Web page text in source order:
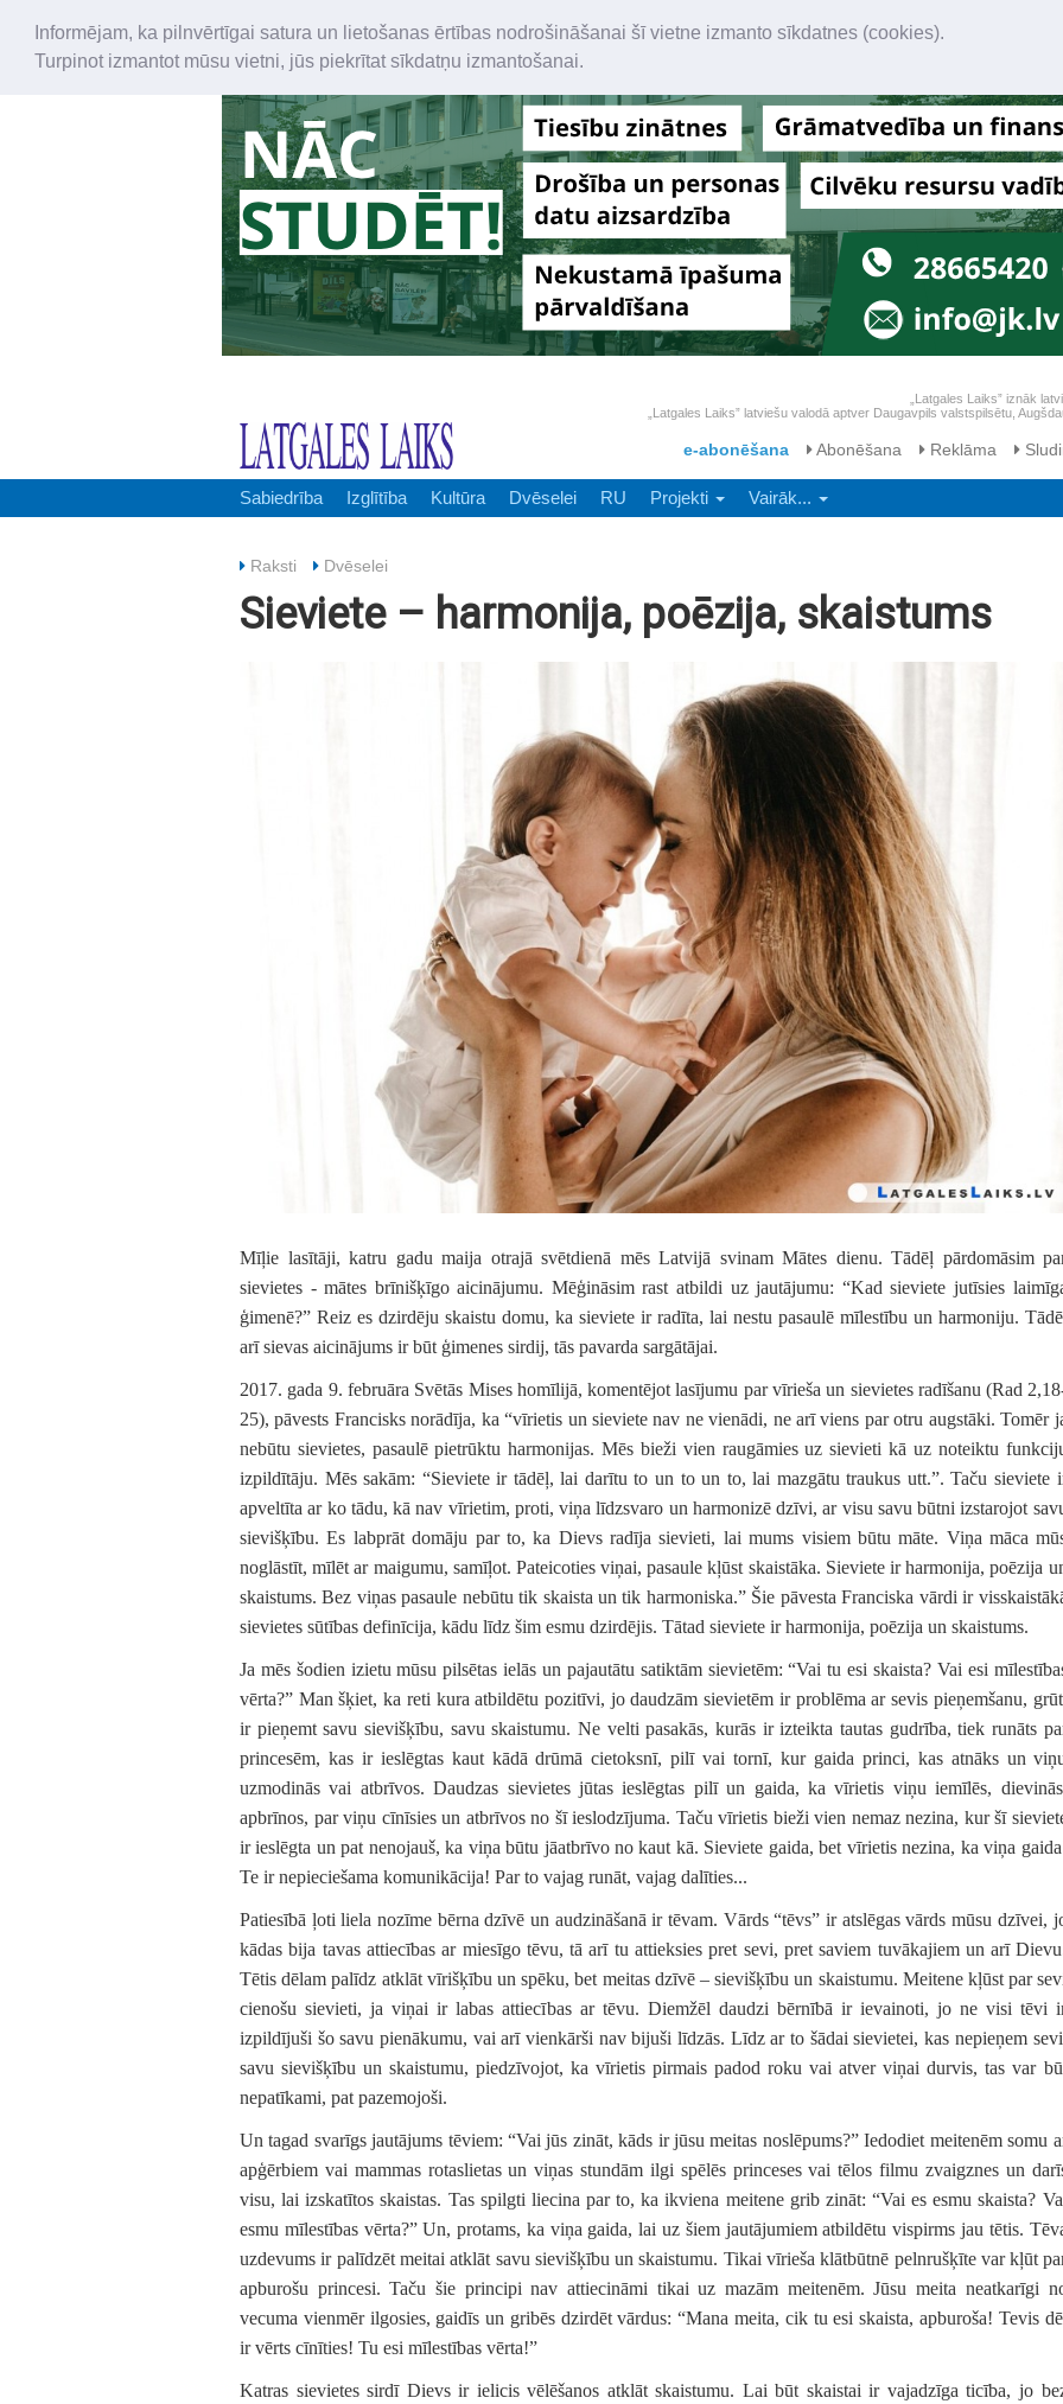
Informējam, ka pilnvērtīgai satura un lietošanas ērtības nodrošināšanai šī vietne izmanto sīkdatnes (cookies).
Turpinot izmantot mūsu vietni, jūs piekrītat sīkdatņu izmantošanai.
„Latgales Laiks” iznāk
„Latgales Laiks” latviešu valodā aptver Daugavpils valstspilsētu,
e-abonēšana Abonēšana Reklāma
Sabiedrība Izglītība Kultūra Dvēselei RU Projekti Vairāk...
Raksti Dvēselei
Sieviete – harmonija, poēzija, skaistums
Mīļie lasītāji, katru gadu maija otrajā svētdienā mēs Latvijā svinam Mātes dienu. Tādēļ pārdomāsim
sievietes - mātes brīnišķīgo aicinājumu. Mēģināsim rast atbildi uz jautājumu: “Kad sieviete jutīsies
ģimenē?” Reiz es dzirdēju skaistu domu, ka sieviete ir radīta, lai nestu pasaulē mīlestību un harmoniju.
arī sievas aicinājums ir būt ģimenes sirdij, tās pavarda sargātājai.
2017. gada 9. februāra Svētās Mises homīlijā, komentējot lasījumu par vīrieša un sievietes radīšanu (Rad
25), pāvests Francisks norādīja, ka “vīrietis un sieviete nav ne vienādi, ne arī viens par otru augstāki. Tomēr
nebūtu sievietes, pasaulē pietrūktu harmonijas. Mēs bieži vien raugāmies uz sievieti kā uz noteiktu
izpildītāju. Mēs sakām: “Sieviete ir tādēļ, lai darītu to un to un to, lai mazgātu traukus utt.”. Taču sieviete
apveltīta ar ko tādu, kā nav vīrietim, proti, viņa līdzsvaro un harmonizē dzīvi, ar visu savu būtni izstarojot
sievišķību. Es labprāt domāju par to, ka Dievs radīja sievieti, lai mums visiem būtu māte. Viņa māca
noglāstīt, mīlēt ar maigumu, samīļot. Pateicoties viņai, pasaule kļūst skaistāka. Sieviete ir harmonija, poēzija
skaistums. Bez viņas pasaule nebūtu tik skaista un tik harmoniska.” Šie pāvesta Franciska vārdi ir
sievietes sūtības definīcija, kādu līdz šim esmu dzirdējis. Tātad sieviete ir harmonija, poēzija un skaistums.
Ja mēs šodien izietu mūsu pilsētas ielās un pajautātu satiktām sievietēm: “Vai tu esi skaista? Vai esi
vērta?” Man šķiet, ka reti kura atbildētu pozitīvi, jo daudzām sievietēm ir problēma ar sevis pieņemšanu,
ir pieņemt savu sievišķību, savu skaistumu. Ne velti pasakās, kurās ir izteikta tautas gudrība, tiek runāts
princesēm, kas ir ieslēgtas kaut kādā drūmā cietoksnī, pilī vai tornī, kur gaida princi, kas atnāks un
uzmodinās vai atbrīvos. Daudzas sievietes jūtas ieslēgtas pilī un gaida, ka vīrietis viņu iemīlēs,
apbrīnos, par viņu cīnīsies un atbrīvos no šī ieslodzījuma. Taču vīrietis bieži vien nemaz nezina, kur šī
ir ieslēgta un pat nenojauš, ka viņa būtu jāatbrīvo no kaut kā. Sieviete gaida, bet vīrietis nezina, ka viņa
Te ir nepieciešama komunikācija! Par to vajag runāt, vajag dalīties...
Patiesībā ļoti liela nozīme bērna dzīvē un audzināšanā ir tēvam. Vārds “tēvs” ir atslēgas vārds mūsu dzīvei,
kādas bija tavas attiecības ar miesīgo tēvu, tā arī tu attieksies pret sevi, pret saviem tuvākajiem un arī
Tētis dēlam palīdz atklāt vīrišķību un spēku, bet meitas dzīvē – sievišķību un skaistumu. Meitene kļūst par
cienošu sievieti, ja viņai ir labas attiecības ar tēvu. Diemžēl daudzi bērnībā ir ievainoti, jo ne visi tēvi
izpildījuši šo savu pienākumu, vai arī vienkārši nav bijuši līdzās. Līdz ar to šādai sievietei, kas nepieņem
savu sievišķību un skaistumu, piedzīvojot, ka vīrietis pirmais padod roku vai atver viņai durvis, tas var
nepatīkami, pat pazemojoši.
Un tagad svarīgs jautājums tēviem: “Vai jūs zināt, kāds ir jūsu meitas noslēpums?” Iedodiet meitenēm somu
apģērbiem vai mammas rotaslietas un viņas stundām ilgi spēlēs princeses vai tēlos filmu zvaigznes un
visu, lai izskatītos skaistas. Tas spilgti liecina par to, ka ikviena meitene grib zināt: “Vai es esmu skaista?
esmu mīlestības vērta?” Un, protams, ka viņa gaida, lai uz šiem jautājumiem atbildētu vispirms jau tētis.
uzdevums ir palīdzēt meitai atklāt savu sievišķību un skaistumu. Tikai vīrieša klātbūtnē pelnrušķīte var kļūt
apburošu princesi. Taču šie principi nav attiecināmi tikai uz mazām meitenēm. Jūsu meita neatkarīgi
vecuma vienmēr ilgosies, gaidīs un gribēs dzirdēt vārdus: “Mana meita, cik tu esi skaista, apburoša! Tevis
ir vērts cīnīties! Tu esi mīlestības vērta!”
Katras sievietes sirdī Dievs ir ielicis vēlēšanos atklāt skaistumu. Lai būt skaistai ir vajadzīga ticība, jo